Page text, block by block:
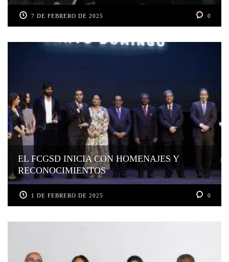
7 DE FEBRERO DE 2025 0
EL FCGSD INICIA CON HOMENAJES Y
RECONOCIMIENTOS
1 DE FEBRERO DE 2025 0